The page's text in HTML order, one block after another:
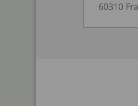
60310